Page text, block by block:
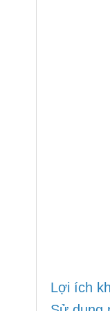
Lợi ích